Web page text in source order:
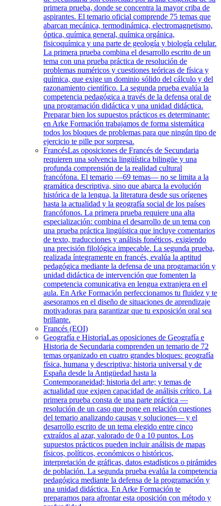
primera prueba, donde se concentra la mayor criba de
aspirantes. El temario oficial comprende 75 temas que
abarcan mecánica, termodinámica, electromagnetismo,
óptica, química general, química orgánica,
fisicoquímica y una parte de geología y biología celular.
La primera prueba combina el desarrollo escrito de un
tema con una prueba práctica de resolución de
problemas numéricos y cuestiones teóricas de física y
química, que exige un dominio sólido del cálculo y del
razonamiento científico. La segunda prueba evalúa la
competencia pedagógica a través de la defensa oral de
una programación didáctica y una unidad didáctica.
Preparar bien los supuestos prácticos es determinante:
en Arke Formación trabajamos de forma sistemática
todos los bloques de problemas para que ningún tipo de
ejercicio te pille por sorpresa.
FrancésLas oposiciones de Francés de Secundaria
requieren una solvencia lingüística bilingüe y una
profunda comprensión de la realidad cultural
francófona. El temario —69 temas— no se limita a la
gramática descriptiva, sino que abarca la evolución
histórica de la lengua, la literatura desde sus orígenes
hasta la actualidad y la geografía social de los países
francófonos. La primera prueba requiere una alta
especialización: combina el desarrollo de un tema con
una prueba práctica lingüística que incluye comentarios
de texto, traducciones y análisis fonéticos, exigiendo
una precisión filológica impecable. La segunda prueba,
realizada íntegramente en francés, evalúa la aptitud
pedagógica mediante la defensa de una programación y
unidad didáctica de intervención que fomenten la
competencia comunicativa en lengua extranjera en el
aula. En Arke Formación perfeccionamos tu fluidez y te
asesoramos en el diseño de situaciones de aprendizaje
motivadoras para garantizar que tu exposición oral sea
brillante.
Francés (EOI)
Geografía e HistoriaLas oposiciones de Geografía e
Historia de Secundaria comprenden un temario de 72
temas organizado en cuatro grandes bloques: geografía
física, humana y descriptiva; historia universal y de
España desde la Antigüedad hasta la
Contemporaneidad; historia del arte; y temas de
actualidad que exigen capacidad de análisis crítico. La
primera prueba consta de una parte práctica —
resolución de un caso que pone en relación cuestiones
del temario analizando causas y soluciones— y el
desarrollo escrito de un tema elegido entre cinco
extraídos al azar, valorado de 0 a 10 puntos. Los
supuestos prácticos pueden incluir análisis de mapas
físicos, políticos, económicos o históricos,
interpretación de gráficas, datos estadísticos o pirámides
de población. La segunda prueba evalúa la competencia
pedagógica mediante la defensa de la programación y
una unidad didáctica. En Arke Formación te
preparamos para afrontar esta oposición con método y